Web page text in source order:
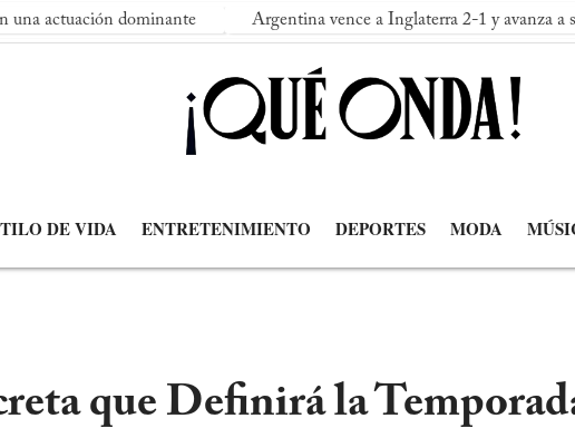
dominante Argentina vence a Inglaterra 2-1 y avanza a su segunda
DE VIDA ENTRETENIMIENTO DEPORTES MODA
que Definirá la